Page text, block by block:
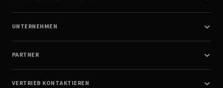
UNTERNEHMEN
PARTNER
VERTRIEB KONTAKTIEREN